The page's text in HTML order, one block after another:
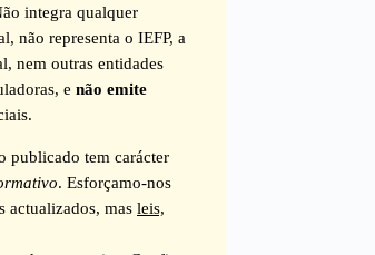
integra qualquer
não representa o IEFP, a
nem outras entidades
enão emite
publicado tem carácter
. Esforçamo-nos
actualizados, masleis,